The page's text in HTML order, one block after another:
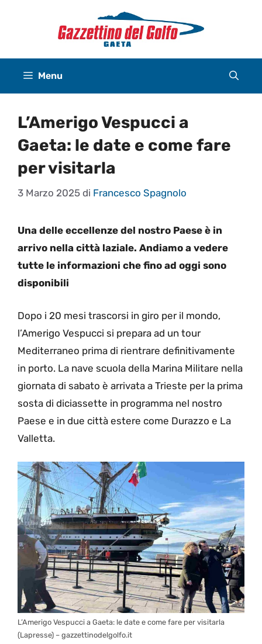
Menu
L’Amerigo Vespucci a
Gaeta: le date e come fare
per visitarla
3 Marzo 2025 di Francesco Spagnolo
Una delle eccellenze del nostro Paese è in
arrivo nella città laziale. Andiamo a vedere
tutte le informazioni che fino ad oggi sono
disponibili
Dopo i 20 mesi trascorsi in giro per il mondo,
l’Amerigo Vespucci si prepara ad un tour
Mediterraneo prima di rientrare definitivamente
in porto. La nave scuola della Marina Militare nella
giornata di sabato è arrivata a Trieste per la prima
sosta di diciassette in programma nel nostro
Paese e in due città estere come Durazzo e La
Valletta.
L’Amerigo Vespucci a Gaeta: le date e come fare per visitarla
(Lapresse) – gazzettinodelgolfo.it